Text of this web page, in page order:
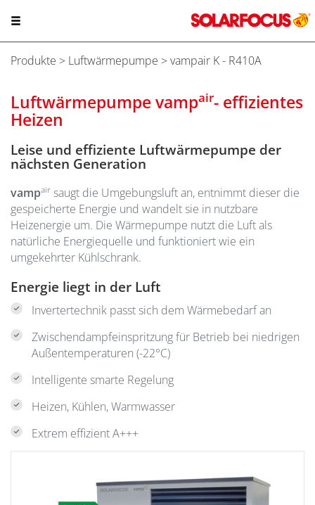
Produkte > Luftwärmepumpe > vampair K - R410A
Luftwärmepumpevampair- effizientes
Heizen
Leise und effiziente Luftwärmepumpe der
nächsten Generation
vampair saugt die Umgebungsluft an, entnimmt dieser die
gespeicherte Energie und wandelt sie in nutzbare
Heizenergie um. Die Wärmepumpe nutzt die Luft als
natürliche Energiequelle und funktioniert wie ein
umgekehrter Kühlschrank.
Energie liegt in der Luft
Invertertechnik passt sich dem Wärmebedarf an
Zwischendampfeinspritzung für Betrieb bei niedrigen
Außentemperaturen (-22°C)
Intelligente smarte Regelung
Heizen, Kühlen, Warmwasser
Extrem effizient A+++